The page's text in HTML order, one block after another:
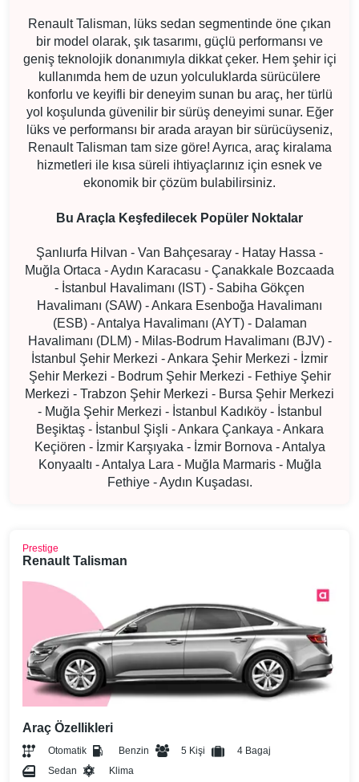
Renault Talisman, lüks sedan segmentinde öne çıkan
bir model olarak, şık tasarımı, güçlü performansı ve
geniş teknolojik donanımıyla dikkat çeker. Hem şehir içi
kullanımda hem de uzun yolculuklarda sürücülere
konforlu ve keyifli bir deneyim sunan bu araç, her türlü
yol koşulunda güvenilir bir sürüş deneyimi sunar. Eğer
lüks ve performansı bir arada arayan bir sürücüyseniz,
Renault Talisman tam size göre! Ayrıca, araç kiralama
hizmetleri ile kısa süreli ihtiyaçlarınız için esnek ve
ekonomik bir çözüm bulabilirsiniz.
Bu Araçla Keşfedilecek Popüler Noktalar
Şanlıurfa Hilvan - Van Bahçesaray - Hatay Hassa -
Muğla Ortaca - Aydın Karacasu - Çanakkale Bozcaada
- İstanbul Havalimanı (IST) - Sabiha Gökçen
Havalimanı (SAW) - Ankara Esenboğa Havalimanı
(ESB) - Antalya Havalimanı (AYT) - Dalaman
Havalimanı (DLM) - Milas-Bodrum Havalimanı (BJV) -
İstanbul Şehir Merkezi - Ankara Şehir Merkezi - İzmir
Şehir Merkezi - Bodrum Şehir Merkezi - Fethiye Şehir
Merkezi - Trabzon Şehir Merkezi - Bursa Şehir Merkezi
- Muğla Şehir Merkezi - İstanbul Kadıköy - İstanbul
Beşiktaş - İstanbul Şişli - Ankara Çankaya - Ankara
Keçiören - İzmir Karşıyaka - İzmir Bornova - Antalya
Konyaaltı - Antalya Lara - Muğla Marmaris - Muğla
Fethiye - Aydın Kuşadası.
Prestige
Renault Talisman
Araç Özellikleri
Otomatik Benzin 5 Kişi
4 Bagaj
Sedan
Klima